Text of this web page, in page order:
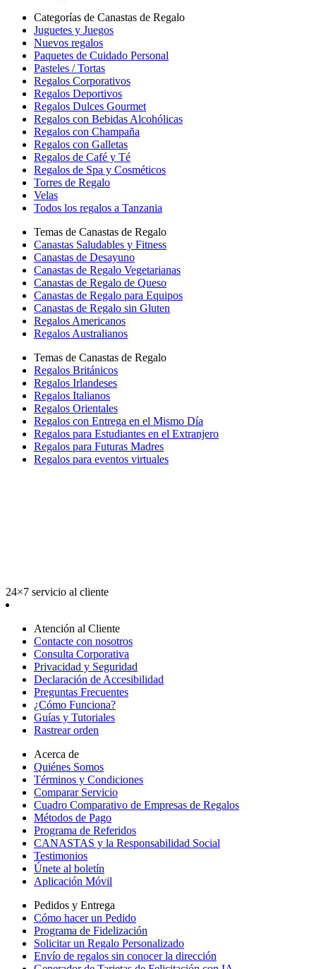
Categorías de Canastas de Regalo
Juguetes y Juegos
Nuevos regalos
Paquetes de Cuidado Personal
Pasteles / Tortas
Regalos Corporativos
Regalos Deportivos
Regalos Dulces Gourmet
Regalos con Bebidas Alcohólicas
Regalos con Champaña
Regalos con Galletas
Regalos de Café y Té
Regalos de Spa y Cosméticos
Torres de Regalo
Velas
Todos los regalos a Tanzania
Temas de Canastas de Regalo
Canastas Saludables y Fitness
Canastas de Desayuno
Canastas de Regalo Vegetarianas
Canastas de Regalo de Queso
Canastas de Regalo para Equipos
Canastas de Regalo sin Gluten
Regalos Americanos
Regalos Australianos
Temas de Canastas de Regalo
Regalos Británicos
Regalos Irlandeses
Regalos Italianos
Regalos Orientales
Regalos con Entrega en el Mismo Día
Regalos para Estudiantes en el Extranjero
Regalos para Futuras Madres
Regalos para eventos virtuales
24×7 servicio al cliente
Atención al Cliente
Contacte con nosotros
Consulta Corporativa
Privacidad y Seguridad
Declaración de Accesibilidad
Preguntas Frecuentes
¿Cómo Funciona?
Guías y Tutoriales
Rastrear orden
Acerca de
Quiénes Somos
Términos y Condiciones
Comparar Servicio
Cuadro Comparativo de Empresas de Regalos
Métodos de Pago
Programa de Referidos
CANASTAS y la Responsabilidad Social
Testimonios
Únete al boletín
Aplicación Móvil
Pedidos y Entrega
Cómo hacer un Pedido
Programa de Fidelización
Solicitar un Regalo Personalizado
Envío de regalos sin conocer la dirección